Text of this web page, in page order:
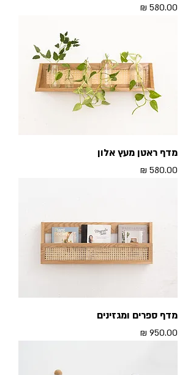
מחיר
מדף ראטן מעץ אלון
מחיר
מדף ספרים ומגזינים
מחיר